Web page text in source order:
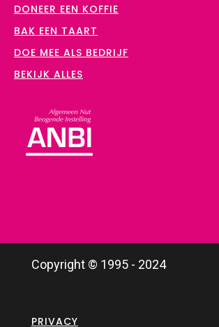
DONEER EEN KOFFIE
BAK EEN TAART
DOE MEE ALS BEDRIJF
BEKIJK ALLES
Copyright © 1995 - 2024
PRIVACY